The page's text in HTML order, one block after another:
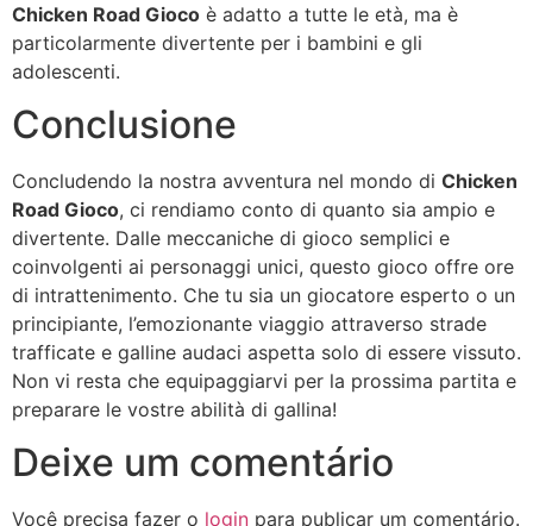
Chicken Road Gioco è adatto a tutte le età, ma è
particolarmente divertente per i bambini e gli
adolescenti.
Conclusione
Concludendo la nostra avventura nel mondo di Chicken
Road Gioco, ci rendiamo conto di quanto sia ampio e
divertente. Dalle meccaniche di gioco semplici e
coinvolgenti ai personaggi unici, questo gioco offre ore
di intrattenimento. Che tu sia un giocatore esperto o un
principiante, l’emozionante viaggio attraverso strade
trafficate e galline audaci aspetta solo di essere vissuto.
Non vi resta che equipaggiarvi per la prossima partita e
preparare le vostre abilità di gallina!
Deixe um comentário
Você precisa fazer o login para publicar um comentário.